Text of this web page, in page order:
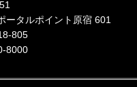
ータルポイント 原宿 601
805
8000